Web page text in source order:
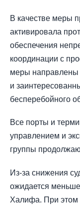
В качестве меры
активировала
обеспечения
координации с
меры направлены
и
бесперебойного
Все порты и
управлением и
группы
Из-за снижения
ожидается
Халифа. При этом